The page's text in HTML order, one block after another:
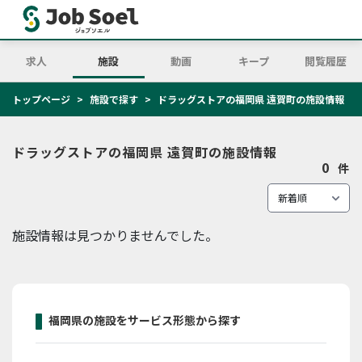
求人 施設 動画 キープ 閲覧履歴
トップページ 施設で探す ドラッグストアの福岡県 遠賀町の施設情報
ドラッグストアの福岡県 遠賀町の施設情報
0 件
施設情報は見つかりませんでした。
福岡県の施設をサービス形態から探す